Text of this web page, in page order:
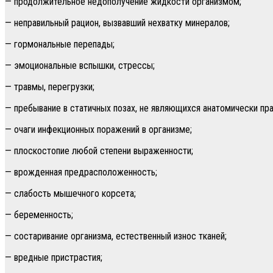
— неправильный рацион, вызвавший нехватку минералов;
— гормональные перепады;
— эмоциональные вспышки, стрессы;
— травмы, перегрузки;
— пребывание в статичных позах, не являющихся анатомически
— очаги инфекционных поражений в организме;
— плоскостопие любой степени выраженности;
— врожденная предрасположенность;
— слабость мышечного корсета;
— беременность;
— состаривание организма, естественный износ тканей;
— вредные пристрастия;